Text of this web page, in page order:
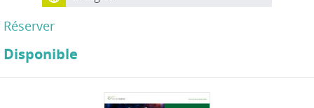
Réserver
Disponible